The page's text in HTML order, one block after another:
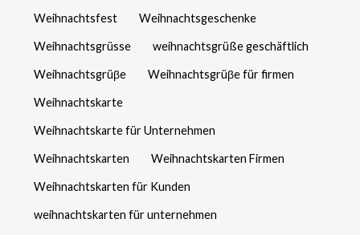
Weihnachtsfest Weihnachtsgeschenke
Weihnachtsgrüsse weihnachtsgrüße geschäftlich
Weihnachtsgrüβe Weihnachtsgrüβe für firmen
Weihnachtskarte
Weihnachtskarte für Unternehmen
Weihnachtskarten Weihnachtskarten Firmen
Weihnachtskarten für Kunden
weihnachtskarten für unternehmen